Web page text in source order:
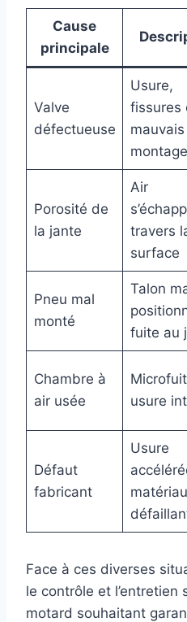
Cause
principale
Valve
défectueuse
Usure,
fissures
mauvais
montage
Porosité de
la jante
Air
travers
surface
Pneu mal
monté
Talon
fuite au
Chambre à
air usée
usure
Défaut
fabricant
Usure
Face à ces diverses
le contrôle et l’entretien
motard souhaitant